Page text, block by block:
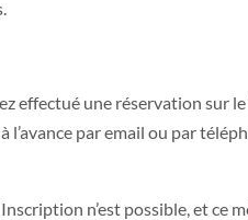
effectué une réservation sur
par email ou par
n’est possible, et ce